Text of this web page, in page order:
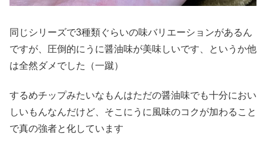
同じシリーズで3種類ぐらいの味バリエーションがあるん
ですが、圧倒的にうに醤油味が美味しいです、というか他
は全然ダメでした（一蹴）
するめチップみたいなもんはただの醤油味でも十分におい
しいもんなんだけど、そこにうに風味のコクが加わること
で真の強者と化しています